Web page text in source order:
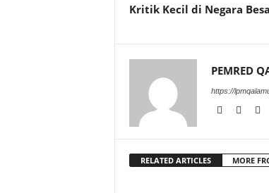
Kritik Kecil di Negara
PEMRED
https://
RELATED ARTICLES MORE